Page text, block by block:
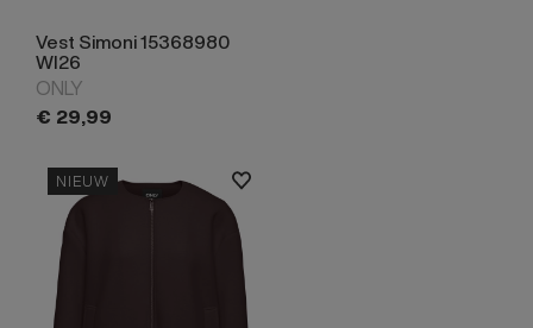
Vest Simoni 15368980
WI26
ONLY
€ 29,99
NIEUW